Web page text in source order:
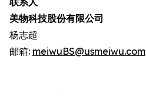
美物科技股份有限公司
杨志超
邮箱: meiwuBS@usmeiwu.com